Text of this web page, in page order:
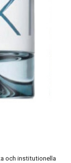
och institutionella